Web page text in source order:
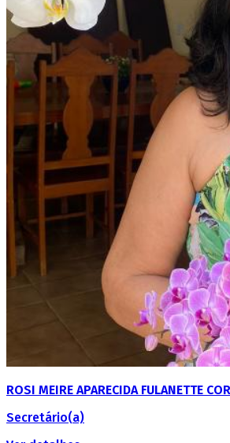
ROSI MEIRE APARECIDA FULANETTE
Secretário(a)